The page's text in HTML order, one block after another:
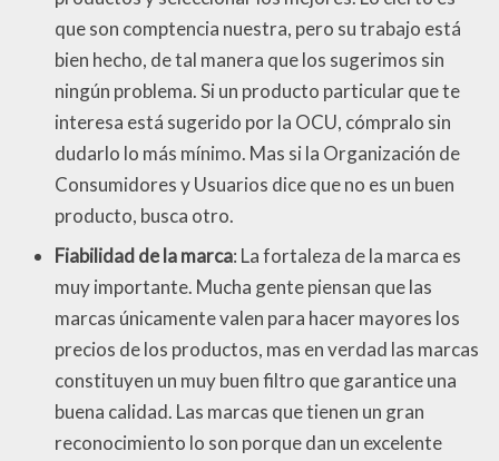
que son comptencia nuestra, pero su trabajo está
bien hecho, de tal manera que los sugerimos sin
ningún problema. Si un producto particular que te
interesa está sugerido por la OCU, cómpralo sin
dudarlo lo más mínimo. Mas si la Organización de
Consumidores y Usuarios dice que no es un buen
producto, busca otro.
Fiabilidad de la marca: La fortaleza de la marca es
muy importante. Mucha gente piensan que las
marcas únicamente valen para hacer mayores los
precios de los productos, mas en verdad las marcas
constituyen un muy buen filtro que garantice una
buena calidad. Las marcas que tienen un gran
reconocimiento lo son porque dan un excelente